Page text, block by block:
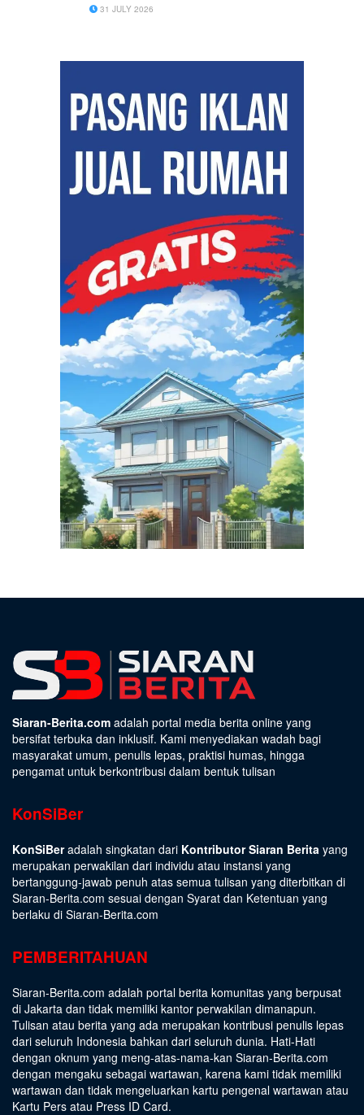
31 JULY 2026
Siaran-Berita.com adalah portal media berita online yang
bersifat terbuka dan inklusif. Kami menyediakan wadah bagi
masyarakat umum, penulis lepas, praktisi humas, hingga
pengamat untuk berkontribusi dalam bentuk tulisan
KonSiBer
KonSiBeradalah singkatan dari Kontributor Siaran Berita yang
merupakan perwakilan dari individu atau instansi yang
bertanggung-jawab penuh atas semua tulisan yang diterbitkan di
Siaran-Berita.com sesuai dengan Syarat dan Ketentuan yang
berlaku di Siaran-Berita.com
PEMBERITAHUAN
Siaran-Berita.com adalah portal berita komunitas yang berpusat
di Jakarta dan tidak memiliki kantor perwakilan dimanapun.
Tulisan atau berita yang ada merupakan kontribusi penulis lepas
dari seluruh Indonesia bahkan dari seluruh dunia. Hati-Hati
dengan oknum yang meng-atas-nama-kan Siaran-Berita.com
dengan mengaku sebagai wartawan, karena kami tidak memiliki
wartawan dan tidak mengeluarkan kartu pengenal wartawan atau
Kartu Pers atau Press ID Card.